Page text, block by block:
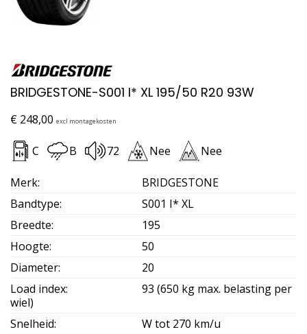
BRIDGESTONE-S001 I* XL 195/50 R20 93W
€ 248,00 excl montagekosten
C B 72 Nee Nee
Merk:
BRIDGESTONE
Bandtype:
S001 I* XL
Breedte:
195
Hoogte:
50
Diameter:
20
Load index:
93 (650 kg max. belasting per
wiel)
Snelheid:
W tot 270 km/u